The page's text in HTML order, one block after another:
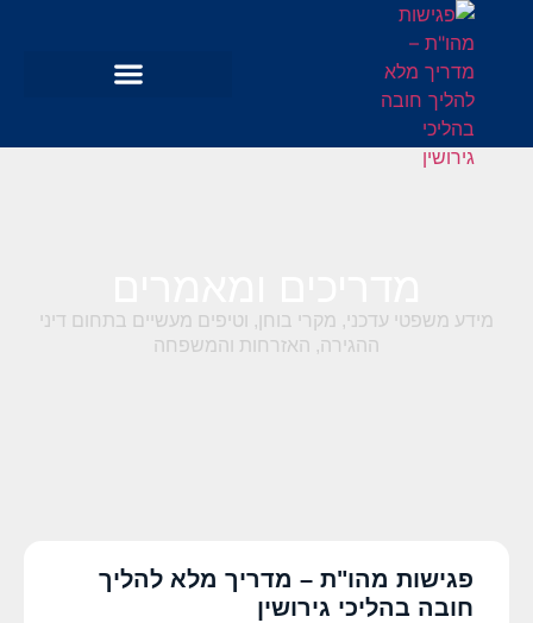
מידע משפטי עדכני, מקרי בוחן, וטיפים מעשיים בתחום דיני
ההגירה, האזרחות והמשפחה
פגישות מהו"ת – מדריך מלא להליך
חובה בהליכי גירושין